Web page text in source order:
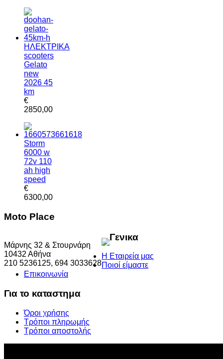
ΗΛΕΚΤΡΙΚΑ
scooters
Gelato
new
2026 45
km
€
2850,00
Storm
6000 w
72v 110
ah high
speed
€
6300,00
Moto Place
Μάρνης 32 & Στουρνάρη
10432 Αθήνα
210 5236125, 694 3033628
Γενικα
Η Εταιρεία μας
Ποιοί είμαστε
Επικοινωνία
Για το καταστημα
Όροι χρήσης
Τρόποι πληρωμής
Τρόποι αποστολής